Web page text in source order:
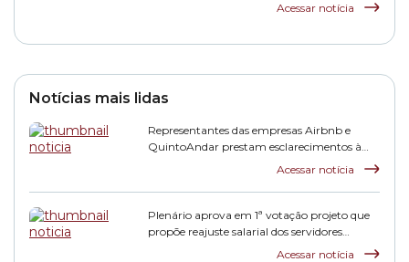
Acessar notícia
Notícias mais lidas
Representantes das empresas Airbnb e
QuintoAndar prestam esclarecimentos à
Acessar notícia
Plenário aprova em 1ª votação projeto que
propõe reajuste salarial dos servidores
Acessar notícia